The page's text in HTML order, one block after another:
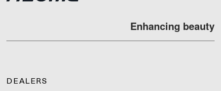
Enhancing beauty
DEALERS